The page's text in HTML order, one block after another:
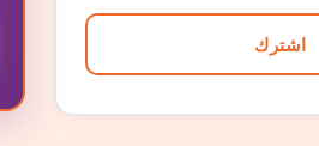
اشترك